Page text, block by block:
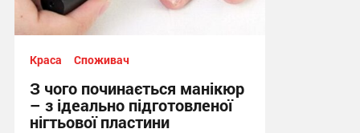
Краса Споживач
З чого починається манікюр
– з ідеально підготовленої
нігтьової пластини